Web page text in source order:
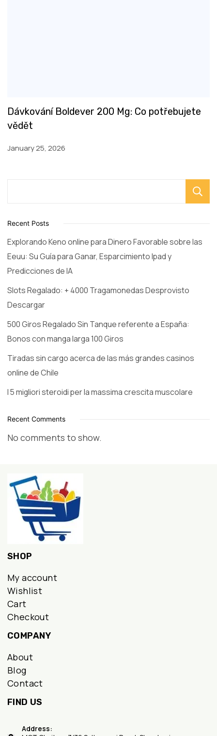
Dávkování Boldever 200 Mg: Co potřebujete
vědět
January 25, 2026
Recent Posts
Explorando Keno online para Dinero Favorable sobre las
Eeuu: Su Guía para Ganar, Esparcimiento Ipad y
Predicciones de IA
Slots Regalado: + 4000 Tragamonedas Desprovisto
Descargar
500 Giros Regalado Sin Tanque referente a España:
Bonos con manga larga 100 Giros
Tiradas sin cargo acerca de las más grandes casinos
online de Chile
I 5 migliori steroidi per la massima crescita muscolare
Recent Comments
No comments to show.
SHOP
My account
Wishlist
Cart
Checkout
COMPANY
About
Blog
Contact
FIND US
Address: